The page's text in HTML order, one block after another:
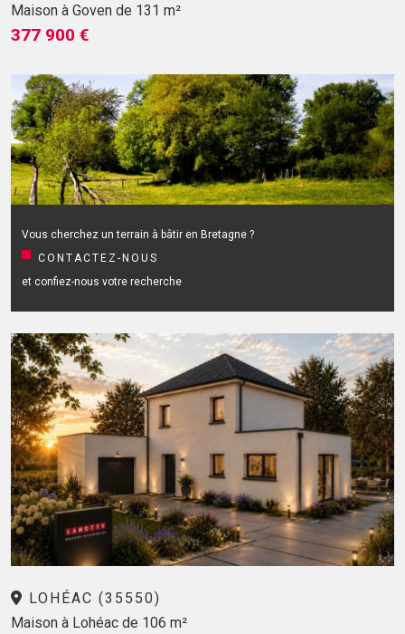
Maison à Goven de 131 m²
377 900 €
Vous cherchez un terrain à bâtir en Bretagne ?
CONTACTEZ-NOUS
et confiez-nous votre recherche
LOHÉAC (35550)
Maison à Lohéac de 106 m²